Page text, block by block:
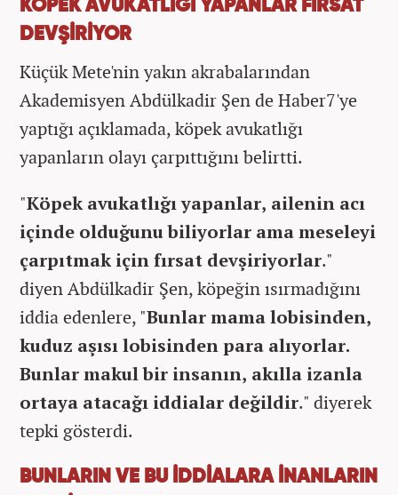
KÖPEK AVUKATLIĞI YAPANLAR FIRSAT
DEVŞİRİYOR
Küçük Mete'nin yakın akrabalarından
Akademisyen Abdülkadir Şen de Haber7'ye
yaptığı açıklamada, köpek avukatlığı
yapanların olayı çarpıttığını belirtti.
"Köpek avukatlığı yapanlar, ailenin acı
içinde olduğunu biliyorlar ama meseleyi
çarpıtmak için fırsat devşiriyorlar."
diyen Abdülkadir Şen, köpeğin ısırmadığını
iddia edenlere, "Bunlar mama lobisinden,
kuduz aşısı lobisinden para alıyorlar.
Bunlar makul bir insanın, akılla izanla
ortaya atacağı iddialar değildir." diyerek
tepki gösterdi.
BUNLARIN VE BU İDDİALARA İNANLARIN